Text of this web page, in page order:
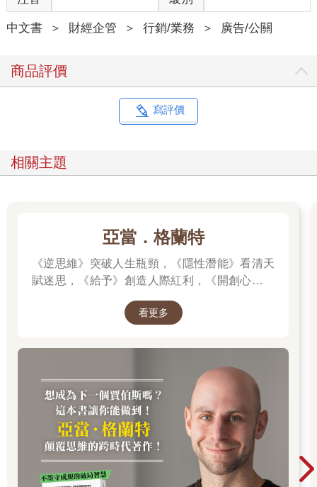
中文書 ＞ 財經企管 ＞ 行銷/業務 ＞ 廣告/公關
商品評價
寫評價
相關主題
亞當．格蘭特
《逆思維》突破人生瓶頸，《隱性潛能》看清天
賦迷思，《給予》創造人際紅利，《開創心態》
看更多